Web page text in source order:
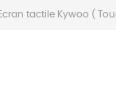
Ecran tactile Kywoo (